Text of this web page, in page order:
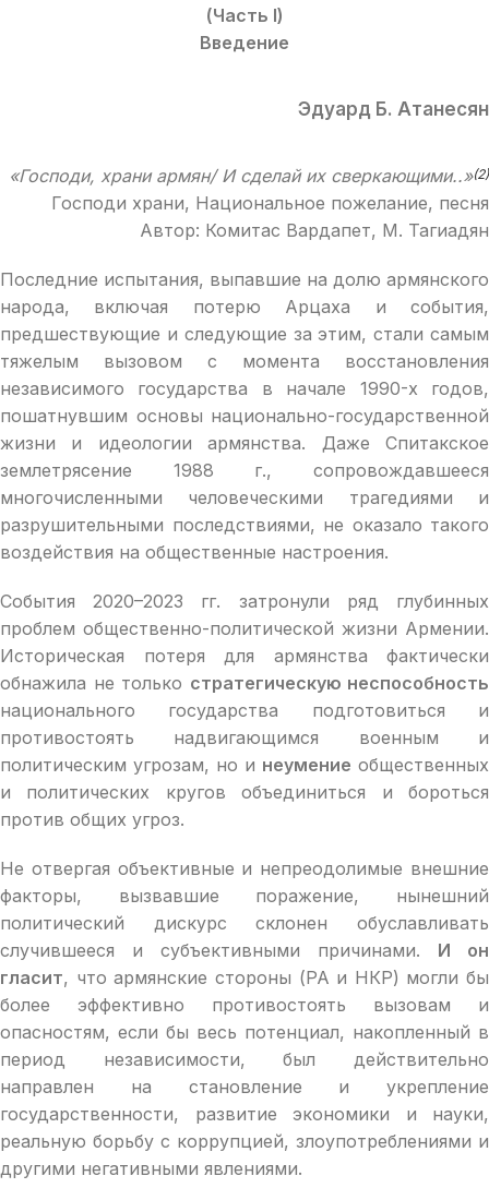
(Часть I)
Введение
Эдуард Б. Атанесян
«Господи, храни армян/ И сделай их сверкающими..»(2)
Господи храни, Национальное пожелание, песня
Автор: Комитас Вардапет, М. Тагиадян
Последние испытания, выпавшие на долю армянского
народа, включая потерю Арцаха и события,
предшествующие и следующие за этим, стали самым
тяжелым вызовом с момента восстановления
независимого государства в начале 1990-х годов,
пошатнувшим основы национально-государственной
жизни и идеологии армянства. Даже Спитакское
землетрясение 1988 г., сопровождавшееся
многочисленными человеческими трагедиями и
разрушительными последствиями, не оказало такого
воздействия на общественные настроения.
События 2020–2023 гг. затронули ряд глубинных
проблем общественно-политической жизни Армении.
Историческая потеря для армянства фактически
обнажила не только стратегическую неспособность
национального государства подготовиться и
противостоять надвигающимся военным и
политическим угрозам, но и неумение общественных
и политических кругов объединиться и бороться
против общих угроз.
Не отвергая объективные и непреодолимые внешние
факторы, вызвавшие поражение, нынешний
политический дискурс склонен обуславливать
случившееся и субъективными причинами. И он
гласит, что армянские стороны (РА и НКР) могли бы
более эффективно противостоять вызовам и
опасностям, если бы весь потенциал, накопленный в
период независимости, был действительно
направлен на становление и укрепление
государственности, развитие экономики и науки,
реальную борьбу с коррупцией, злоупотреблениями и
другими негативными явлениями.